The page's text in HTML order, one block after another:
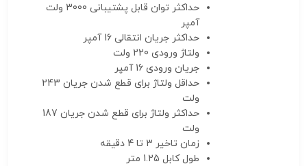
حداکثر توان قابل پشتیبانی
3000 ولت
آمپر
حداکثر جریان انتقالی 16 آمپر
ولتاژ ورودی 220 ولت
جریان ورودی 16 آمپر
حداقل ولتاژ برای قطع شدن جریان 243
ولت
حداکثر ولتاژ برای قطع شدن جریان 187
ولت
زمان تاخیر 3 تا 4 دقیقه
طول کابل 1.25 متر